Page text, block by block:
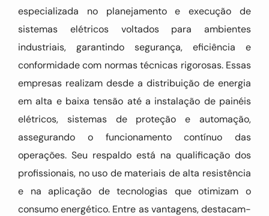
especializada no planejamento e execução de
sistemas elétricos voltados para ambientes
industriais, garantindo segurança, eficiência e
conformidade com normas técnicas rigorosas. Essas
empresas realizam desde a distribuição de energia
em alta e baixa tensão até a instalação de painéis
elétricos, sistemas de proteção e automação,
assegurando o funcionamento contínuo das
operações. Seu respaldo está na qualificação dos
profissionais, no uso de materiais de alta resistência
e na aplicação de tecnologias que otimizam o
consumo energético. Entre as vantagens, destacam-